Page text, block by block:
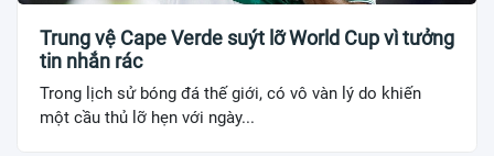
Trung vệ Cape Verde suýt lỡ World Cup vì tưởng
tin nhắn rác
Trong lịch sử bóng đá thế giới, có vô vàn lý do khiến
một cầu thủ lỡ hẹn với ngày...